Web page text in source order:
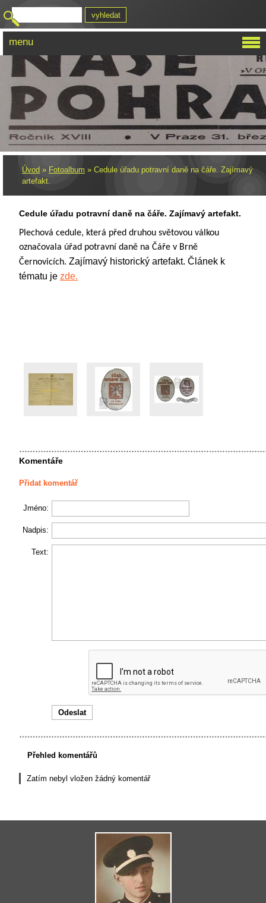
Úvod » Fotoalbum » Cedule úřadu potravní daně na čáře. Zajímavý
artefakt.
Cedule úřadu potravní daně na čáře. Zajímavý artefakt.
Plechová cedule, která před druhou světovou válkou
označovala úřad potravní daně na Čáře v Brně
Černovicích. Zajímavý historický artefakt. Článek k
tématu je zde.
Komentáře
Přidat komentář
Jméno:
Nadpis:
Text:
Přehled komentářů
Zatím nebyl vložen žádný komentář
menu